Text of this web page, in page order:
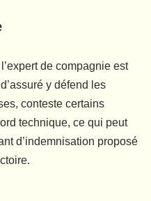
de compagnie est
y défend les
conteste certains
technique, ce qui peut
d’indemnisation proposé